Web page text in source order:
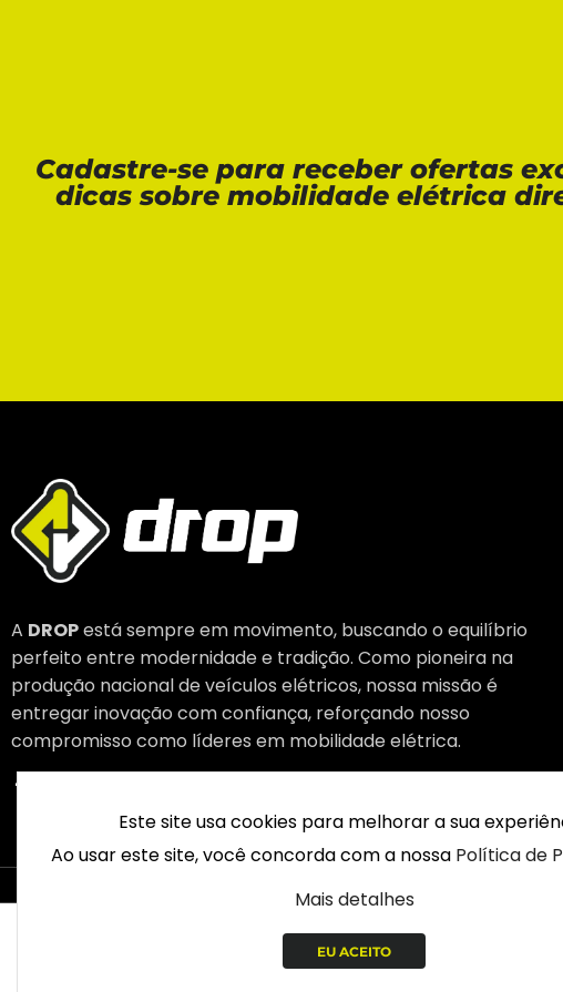
Cadastre-se para receber ofertas
dicas sobre mobilidade elétrica
A DROPestá sempre em movimento, buscando o equilíbrio
perfeito entre modernidade e tradição. Como pioneira na
produção nacional de veículos elétricos, nossa missão é
entregar inovação com confiança, reforçando nosso
compromisso como líderes em mobilidade elétrica.
© 2003 – 2026
Este site usa cookies para melhorar a sua
Ao usar este site, você concorda com a nossa Política de
Mais detalhes
EU ACEITO